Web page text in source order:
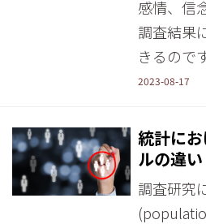
感情、信
調査結果
きるので
2023-08-17
統計に
ルの違い
調査研究